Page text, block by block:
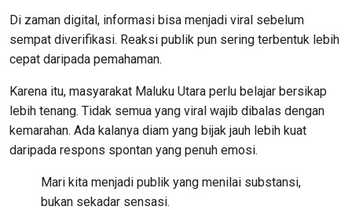
Di zaman digital, informasi bisa menjadi viral sebelum
sempat diverifikasi. Reaksi publik pun sering terbentuk lebih
cepat daripada pemahaman.
Karena itu, masyarakat Maluku Utara perlu belajar bersikap
lebih tenang. Tidak semua yang viral wajib dibalas dengan
kemarahan. Ada kalanya diam yang bijak jauh lebih kuat
daripada respons spontan yang penuh emosi.
Mari kita menjadi publik yang menilai substansi,
bukan sekadar sensasi.